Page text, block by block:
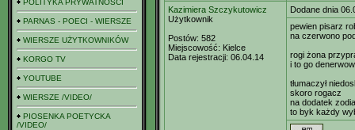
POLITYKA PRYWATNOŚCI
PARNAS - POECI - WIERSZE
WIERSZE UŻYTKOWNIKÓW
KORGO TV
YOUTUBE
WIERSZE /VIDEO/
PIOSENKA POETYCKA
/VIDEO/
Kazimiera Szczykutowicz
Użytkownik
Postów: 582
Miejscowość: Kielce
Data rejestracji: 06.04.14
Dodane dnia
pewien pisarz
na czerwono
rogi żona
i to go
tłumaczył
skoro rogacz
na dodatek
to byk każdy